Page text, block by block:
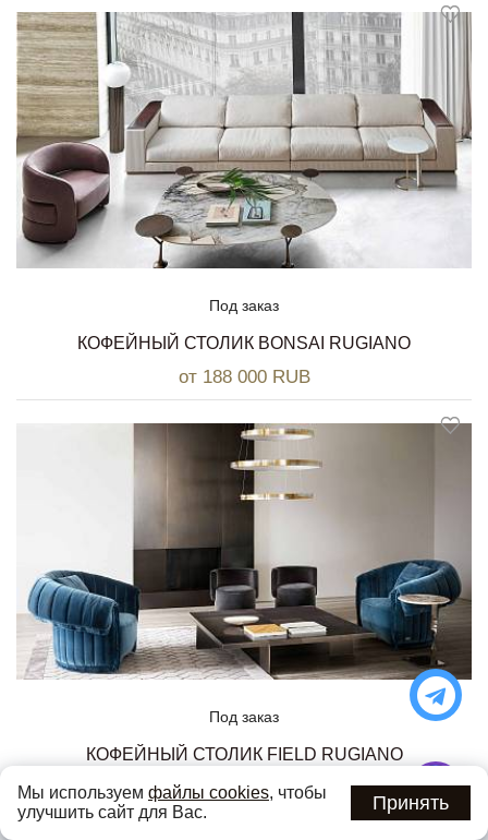
Под заказ
КОФЕЙНЫЙ СТОЛИК BONSAI RUGIANO
от 188 000 RUB
Под заказ
КОФЕЙНЫЙ СТОЛИК FIELD RUGIANO
от 350 000 RUB
Мы используем файлы cookies, чтобы
улучшить сайт для Вас.
Принять